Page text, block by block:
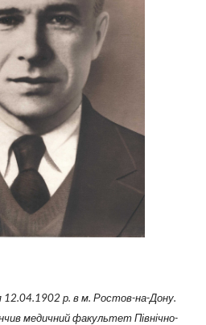
12.04.1902 р. в м. Ростов-на-Дону.
медичний факультет Північно-